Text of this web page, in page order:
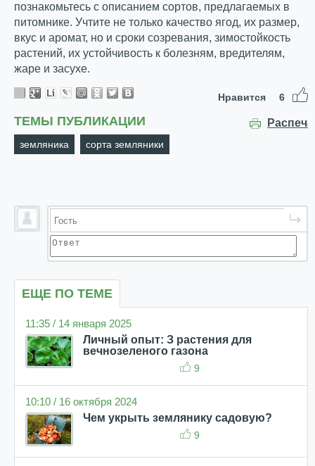
познакомьтесь с описанием сортов, предлагаемых в
питомнике. Учтите не только качество ягод, их размер,
вкус и аромат, но и сроки созревания, зимостойкость
растений, их устойчивость к болезням, вредителям,
жаре и засухе.
Нравится 6
ТЕМЫ ПУБЛИКАЦИИ
земляника сорта земляники
ЕЩЕ ПО ТЕМЕ
11:35 / 14 января 2025
Личный опыт: З растения для
вечнозеленого газона
9
10:10 / 16 октября 2024
Чем укрыть землянику садовую?
9